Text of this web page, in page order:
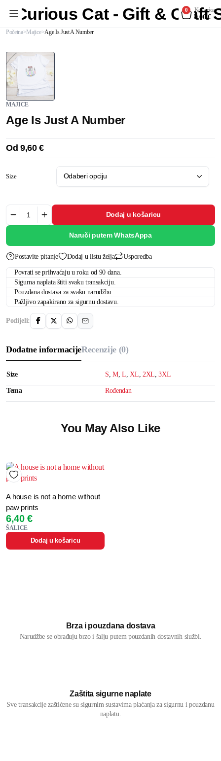
Curious Cat - Gift & Craft
0 Košarica
0,00€
Početna Majice Age Is Just A Number
MAJICE
Age Is Just A Number
Od 9,60€
Size
Dodaj u košaricu
Naruči putem WhatsAppa
Postavite pitanje Dodaj u listu želja Usporedba
Povrati se prihvaćaju u roku od 90 dana.
Sigurna naplata štiti svaku transakciju.
Pouzdana dostava za svaku narudžbu.
Pažljivo zapakirano za sigurnu dostavu.
Podijeli:
Dodatne informacijeRecenzije (0)
Size S ,M,L XL 2XL ,3XL
Tema Rođendan
You May Also Like
A house is not a home without
paw prints
6,40 €
ŠALICE
Dodaj u košaricu
Brza i pouzdana dostava
Narudžbe se obrađuju brzo i šalju putem pouzdanih dostavnih službi.
Zaštita sigurne naplate
Sve transakcije zaštićene su sigurnim sustavima plaćanja za sigurnu i pouzdanu
naplatu.